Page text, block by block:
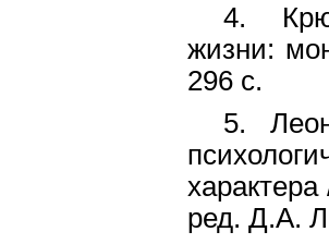
4.
жизни:
296 с.
5.
ред. Д.А.